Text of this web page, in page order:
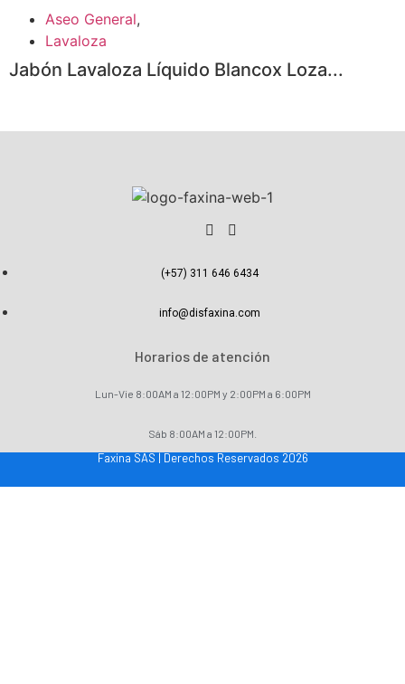
Aseo General,
Lavaloza
Jabón Lavaloza Líquido Blancox Loza...
(+57) 311 646 6434
info@disfaxina.com
Horarios de atención
Lun-Vie 8:00AM a 12:00PM y 2:00PM a 6:00PM
Sáb 8:00AM a 12:00PM.
Faxina SAS | Derechos Reservados 2026